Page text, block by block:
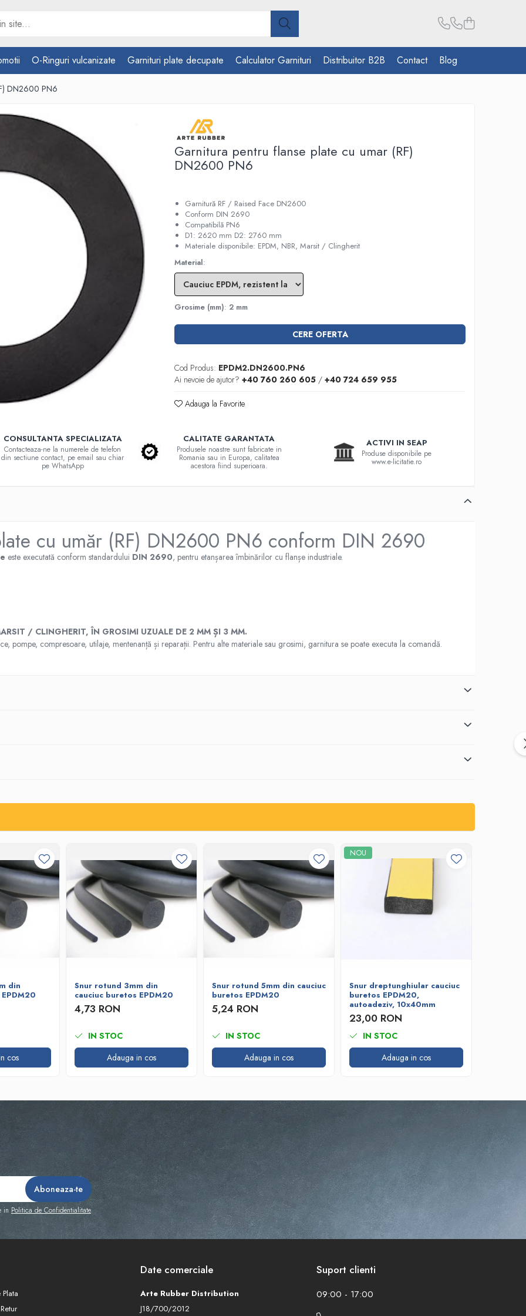
O-Ringuri vulcanizate Garnituri plate decupate Calculator Garnituri Distribuitor B2B Contact Blog
DN2600 PN6
Garnitura pentru flanse plate cu umar (RF)
DN2600 PN6
Garnitură RF / Raised Face DN2600
Conform DIN 2690
Compatibilă PN6
D1: 2620 mm D2: 2760 mm
Materiale disponibile: EPDM, NBR, Marsit / Clingherit
Material:
Grosime (mm): 2 mm
CERE OFERTA
Cod Produs: EPDM2.DN2600.PN6
Ai nevoie de ajutor? +40 760 260 605 /+40 724 659 955
Adauga la Favorite
CONSULTANTA SPECIALIZATA
Contacteaza-ne la numerele de telefon
din sectiune contact, pe email sau chiar
pe WhatsApp
CALITATE GARANTATA
Produsele noastre sunt fabricate in
Romania sau in Europa, calitatea
acestora fiind superioara.
ACTIVI IN SEAP
Produse disponibile pe
www.e-licitatie.ro
cu umăr (RF) DN2600 PN6 conform DIN 2690
este executată conform standardului DIN 2690, pentru etanșarea îmbinărilor cu flanșe industriale.
/ CLINGHERIT, ÎN GROSIMI UZUALE DE 2 MM ȘI 3 MM.
pompe, compresoare, utilaje, mentenanță și reparații. Pentru alte materiale sau grosimi, garnitura se poate executa la comandă.
din
cos
Snur rotund 3mm din
cauciuc buretos EPDM20
4,73 RON
IN STOC
Adauga in cos
Snur rotund 5mm din cauciuc
buretos EPDM20
5,24 RON
IN STOC
Adauga in cos
NOU
Snur dreptunghiular cauciuc
buretos EPDM20,
autoadeziv, 10x40mm
23,00 RON
IN STOC
Adauga in cos
in Politica de Confidentialitate
Date comerciale
Arte Rubber Distribution
J18/700/2012
Suport clienti
09:00 - 17:00